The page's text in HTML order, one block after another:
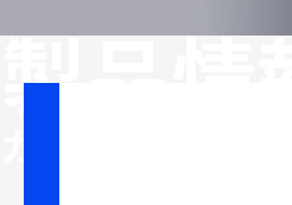
製品情